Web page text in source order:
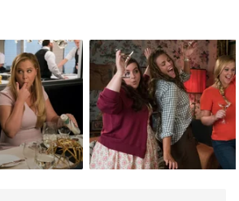
она ни капли не изменилась. В
голову.